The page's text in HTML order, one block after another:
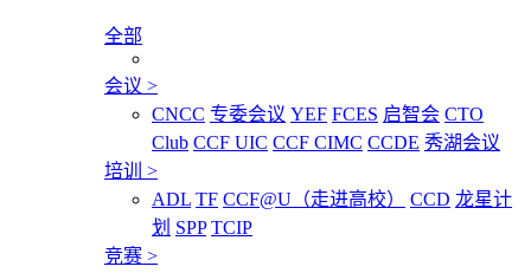
全部
会议 >
CNCC 专委会议 YEF FCES 启智会 CTO
Club CCF UIC CCF CIMC CCDE 秀湖会议
培训 >
ADL TF CCF@U（走进高校） CCD 龙星计
划 SPP TCIP
竞赛 >